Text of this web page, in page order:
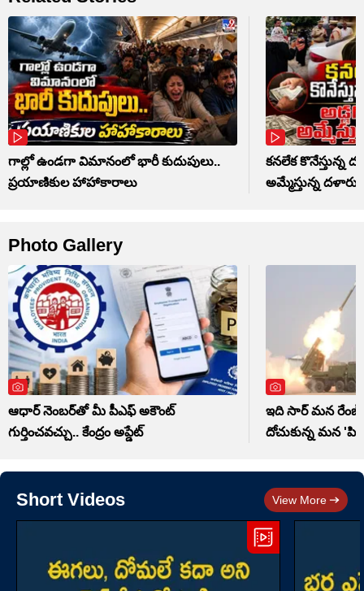
గాల్లో ఉండగా విమానంలో భారీ కుదుపులు..
ప్రయాణికుల హాహాకారాలు
కనలేక కొనేస్తున్న
అమ్మేస్తున్న
Photo Gallery
ఆధార్ నెంబర్‌తో మీ పీఎఫ్ అకౌంట్
గుర్తించవచ్చు.. కేంద్రం అప్డేట్
ఇది సార్ మన
దోచుకున్న మన
Short Videos View More